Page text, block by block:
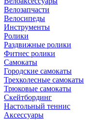
Велозапчасти
Велосипеды
Инструменты
Ролики
Раздвижные ролики
Фитнес ролики
Самокаты
Городские самокаты
Трехколесные самокаты
Трюковые самокаты
Скейтбординг
Настольный теннис
Аксессуары